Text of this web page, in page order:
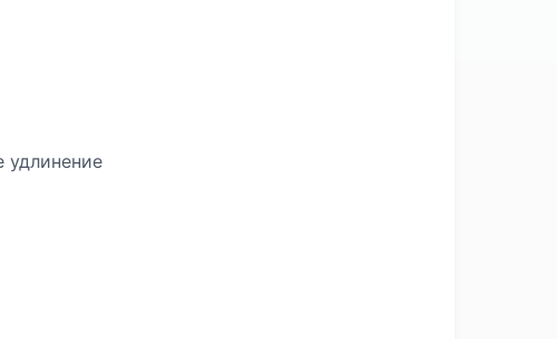
удлинение